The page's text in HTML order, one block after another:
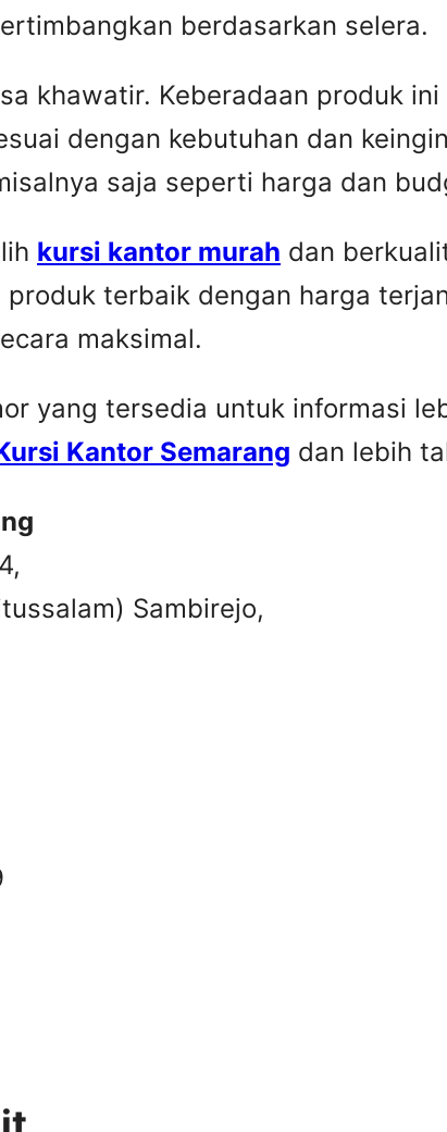
berdasarkan selera.
khawatir. Keberadaan produk
dengan kebutuhan dan
saja seperti harga dan
kursi kantor murah dan
terbaik dengan harga
maksimal.
yang tersedia untuk informasi
Kantor Semarang dan lebih
Sambirejo,